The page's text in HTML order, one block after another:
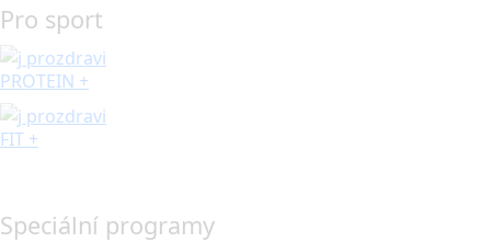
Pro sport
PROTEIN +
FIT +
Speciální programy